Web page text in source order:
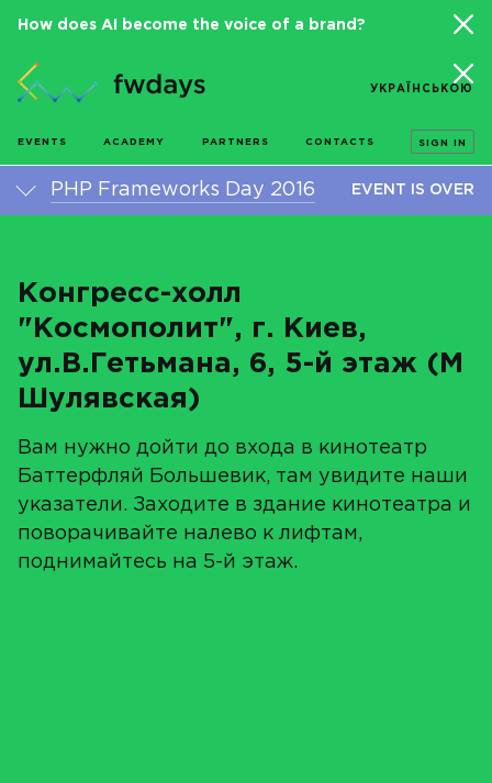
How does AI become the voice of a brand?
EVENTS ACADEMY PARTNERS CONTACTS SIGN IN
УКРАЇНСЬКОЮ
PHP Frameworks Day 2016 EVENT IS OVER
Конгресс-холл
"Космополит", г. Киев,
ул.В.Гетьмана, 6, 5-й этаж (М
Шулявская)
Вам нужно дойти до входа в кинотеатр
Баттерфляй Большевик, там увидите наши
указатели. Заходите в здание кинотеатра и
поворачивайте налево к лифтам,
поднимайтесь на 5-й этаж.